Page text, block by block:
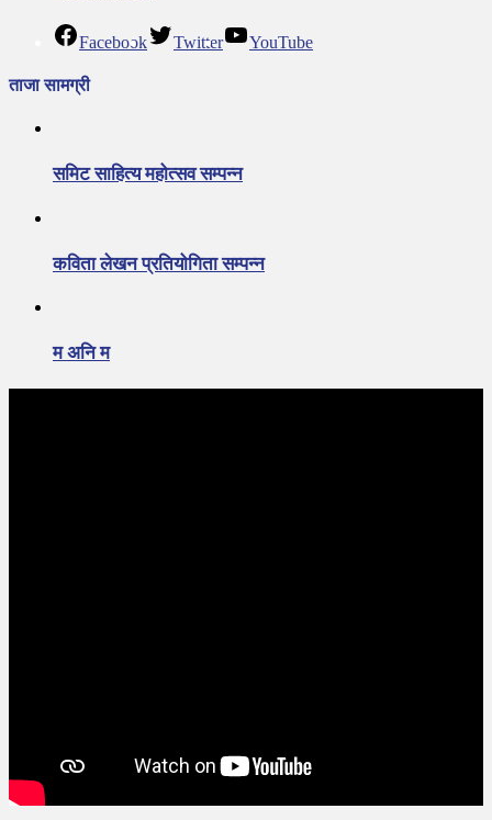
Facebook Twitter YouTube
ताजा सामग्री
समिट साहित्य महोत्सव सम्पन्न
कविता लेखन प्रतियोगिता सम्पन्न
म अनि म